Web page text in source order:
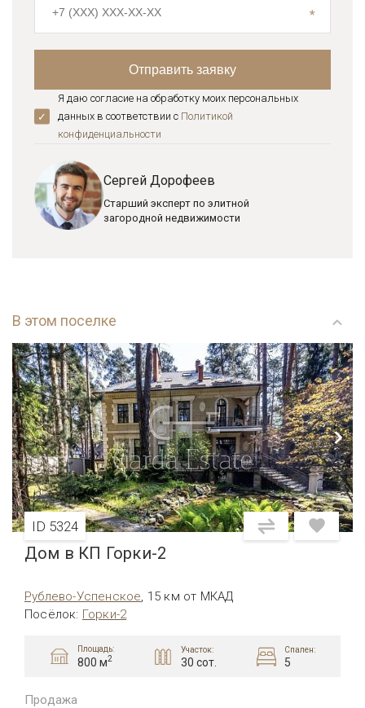
Я даю согласие на обработку моих персональных
данных в соответствии с Политикой
конфиденциальноcти
Сергей Дорофеев
Старший эксперт по элитной
загородной недвижимости
В этом поселке
ID 5324
Дом в КП Горки-2
Рублево-Успенское, 15 км от МКАД
Посёлок: Горки-2
Площадь:
800 м2
Участок:
30 сот.
Спален:
5
Продажа